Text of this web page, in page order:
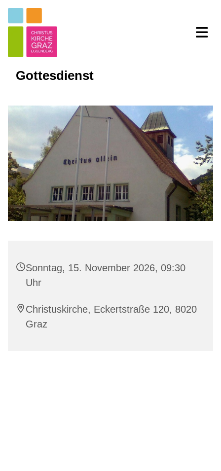
Gottesdienst
Sonntag, 15. November 2026, 09:30
Uhr
Christuskirche, Eckertstraße 120, 8020
Graz